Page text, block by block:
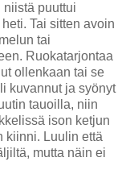
puuttui
Tai sitten avoin
tai
Ruokatarjontaa
ollenkaan tai se
kuvannut ja syönyt
tauoilla, niin
ison ketjun
kiinni. Luulin että
mutta näin ei